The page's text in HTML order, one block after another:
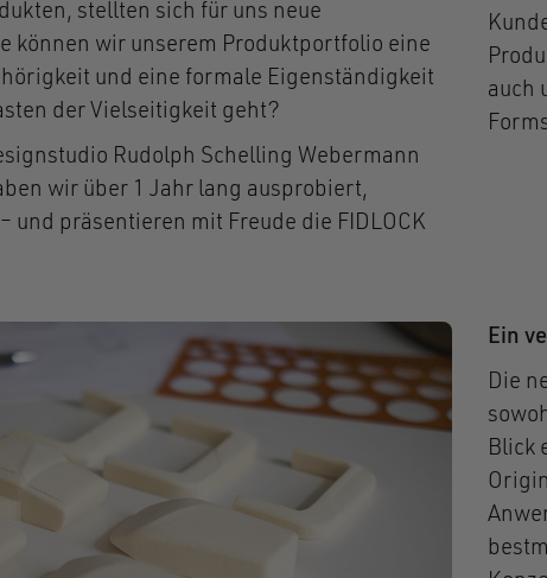
stellten sich für uns neue
können wir unserem Produktportfolio eine
und eine formale Eigenständigkeit
der Vielseitigkeit geht?
Rudolph Schelling Webermann
wir über 1 Jahr lang ausprobiert,
und präsentieren mit Freude die FIDLOCK
auch
Ein
Die
Blick